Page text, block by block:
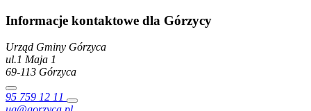
Informacje kontaktowe dla Górzycy
Urząd Gminy Górzyca
ul.1 Maja 1
69-113 Górzyca
95 759 12 11